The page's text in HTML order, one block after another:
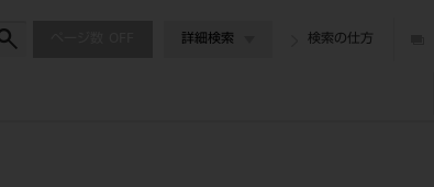
詳細検索 検索の仕方